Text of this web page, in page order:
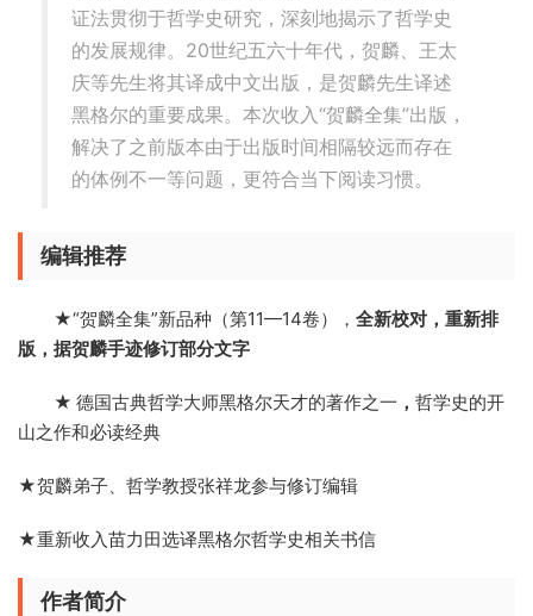
证法贯彻于哲学史研究，深刻地揭示了哲学史
的发展规律。20世纪五六十年代，贺麟、王太
庆等先生将其译成中文出版，是贺麟先生译述
黑格尔的重要成果。本次收入“贺麟全集”出版，
解决了之前版本由于出版时间相隔较远而存在
的体例不一等问题，更符合当下阅读习惯。
编辑推荐
★“贺麟全集”新品种（第11—14卷）， 全新校对，重新排
版，据贺麟手迹修订部分文字
★ 德国古典哲学大师黑格尔天才的著作之一 ， 哲学史的开
山之作和必读经典
★贺麟弟子、哲学教授张祥龙参与修订编辑
★重新收入苗力田选译黑格尔哲学史相关书信
作者简介